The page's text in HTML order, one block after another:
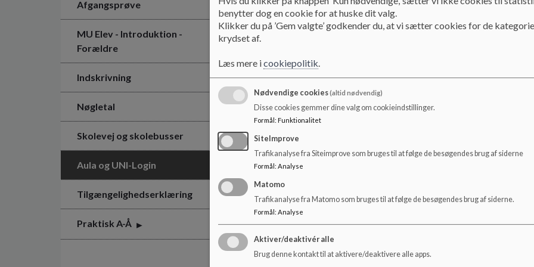
Afgangsprøve
MU Elev - Introduktion -
Forældre
Indskrivning
Nøgletal
Skolevej og skolebusser
Aula og UNI-Login
Tilgængelighedserklæring
Praktisk A-Å
Aula og UNI-Login
Information til forældre i skoler og dagtilbud
Fra efteråret 2019 er Aula vores
afløser dermed Forældreintra.
Aula giver dig overblik over dit barns hverdag og er din
skolen.
I Aula kan du bl.a. sende beskeder, se en opslagstavle
barns skoleskema. Som forælder vælger du selv, hvor ofte
https://www.skanderborg.dk/aula
benytter dog en cookie for at huske dit valg.
Klikker du på ’Gem valgte’ godkender du, at vi sætter cookies for de
krydset af.
Læs mere icookiepolitik.
Nødvendige cookies(altid nødvendig)
Disse cookies gemmer dine valg om cookieindstillinger.
Formål : Funktionalitet
SiteImprove
Trafikanalyse fra Siteimprove som bruges til at følge de besøgendes brug af siderne
Formål : Analyse
Matomo
Trafikanalyse fra Matomo som bruges til at følge de besøgendes brug af siderne.
Formål: Analyse
Aktiver/deaktivér alle
Brug denne kontakt til at aktivere/deaktivere alle apps.